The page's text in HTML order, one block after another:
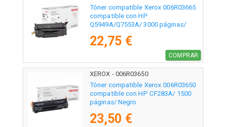
Tóner compatible Xerox 006R03665
compatible con HP
Q5949A/Q7553A/ 3000 páginas/
22,75 €
COMPRAR
XEROX - 006R03650
Tóner compatible Xerox 006R03650
compatible con HP CF283A/ 1500
páginas/ Negro
23,50 €